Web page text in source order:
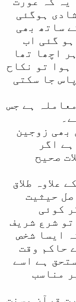
ہوگئی
ساتھ بھی
ہو گئی اب
اچھا تھا
ہوا تو نکاح
جا سکتی
ہے جس
بھی زوجین
اگر
صحیح
علاوہ طلاق
حیثیت
کوئی
شرع شریف
ایسا شخص
حاکم وقت
ہے اسے
مناسب